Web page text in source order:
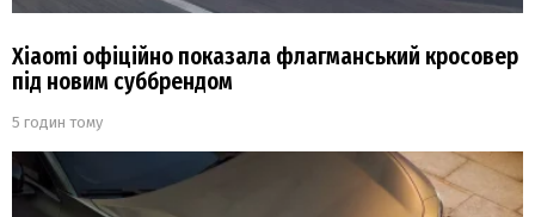
Xiaomi офіційно показала флагманський кросовер
під новим суббрендом
5 годин тому